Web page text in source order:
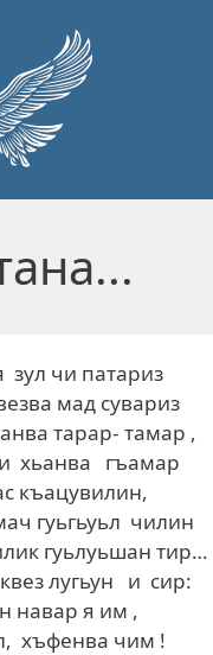
зул чи патариз
мад сувариз
тарар- тамар ,
хьанва гъамар
къацувилин,
гуьгьуьл чилин
гуьлуьшан тир…
лугьун и сир:
навар я им ,
хъфенва чим !